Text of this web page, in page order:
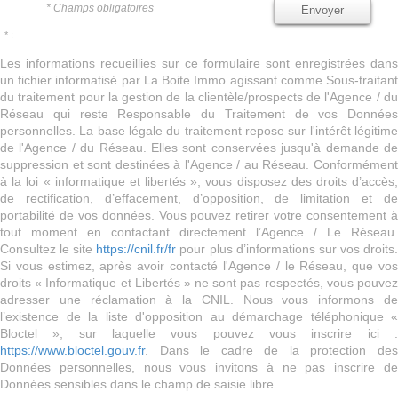
Envoyer
* Champs obligatoires
* :
Les informations recueillies sur ce formulaire sont enregistrées dans
un fichier informatisé par La Boite Immo agissant comme Sous-traitant
du traitement pour la gestion de la clientèle/prospects de l'Agence / du
Réseau qui reste Responsable du Traitement de vos Données
personnelles. La base légale du traitement repose sur l'intérêt légitime
de l'Agence / du Réseau. Elles sont conservées jusqu'à demande de
suppression et sont destinées à l'Agence / au Réseau. Conformément
à la loi « informatique et libertés », vous disposez des droits d’accès,
de rectification, d’effacement, d’opposition, de limitation et de
portabilité de vos données. Vous pouvez retirer votre consentement à
tout moment en contactant directement l’Agence / Le Réseau.
Consultez le site https://cnil.fr/fr pour plus d’informations sur vos droits.
Si vous estimez, après avoir contacté l'Agence / le Réseau, que vos
droits « Informatique et Libertés » ne sont pas respectés, vous pouvez
adresser une réclamation à la CNIL. Nous vous informons de
l’existence de la liste d'opposition au démarchage téléphonique «
Bloctel », sur laquelle vous pouvez vous inscrire ici :
https://www.bloctel.gouv.fr. Dans le cadre de la protection des
Données personnelles, nous vous invitons à ne pas inscrire de
Données sensibles dans le champ de saisie libre.